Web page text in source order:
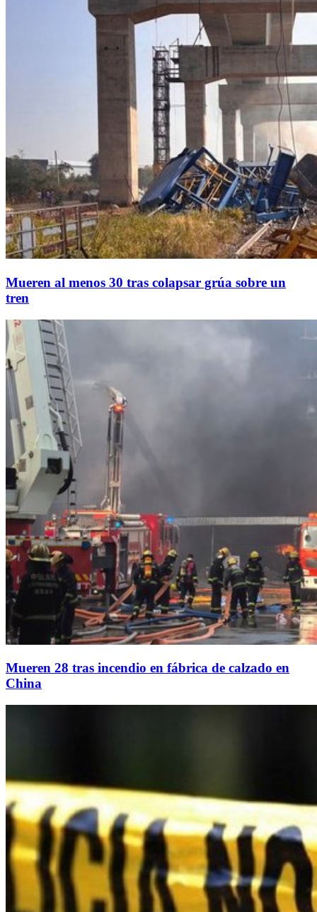
Mueren al menos 30 tras colapsar grúa sobre un
tren
Mueren 28 tras incendio en fábrica de calzado en
China